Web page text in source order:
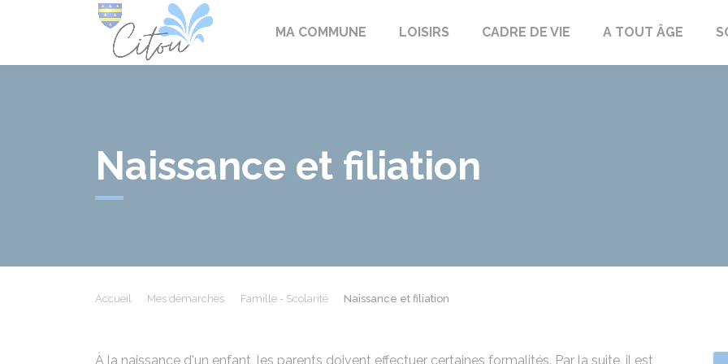
MA COMMUNE LOISIRS CADRE DE VIE A TOUT ÂGE
Naissance et filiation
Accueil Mes démarches Famille - Scolarité Naissance et filiation
À la naissance d'un enfant, les parents doivent effectuer certaines formalités. Par la suite, il est